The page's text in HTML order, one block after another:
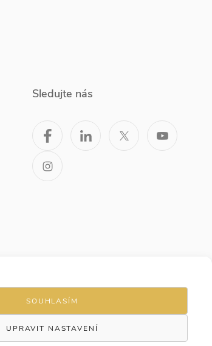
SOUHLASÍM
UPRAVIT NASTAVENÍ
Sledujte nás